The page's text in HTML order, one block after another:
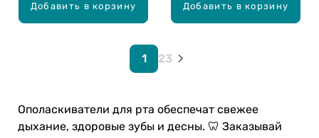
Добавить в корзину Добавить в корзину
1 23
Ополаскиватели для рта обеспечат свежее
дыхание, здоровые зубы и десны. 🦷 Заказывай